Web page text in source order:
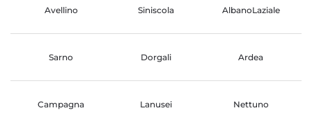
Avellino Siniscola AlbanoLaziale
Sarno Dorgali Ardea
Campagna Lanusei Nettuno